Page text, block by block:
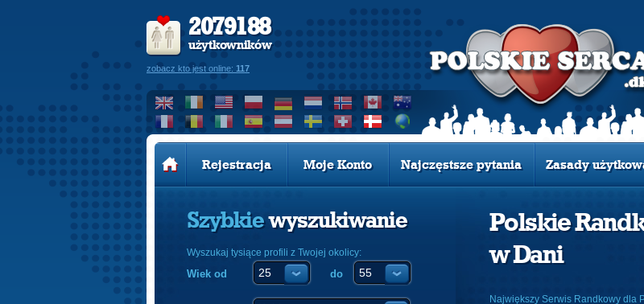
2079188
użytkowników
zobacz kto jest online: 117
Rejestracja Moje Konto Najczęstsze pytania Zasady
Szybkiewyszukiwanie
Wyszukaj tysiące profili z Twojej okolicy:
Wiek od do
Polskie
w Dani
Największy Serwis Randkowy dla